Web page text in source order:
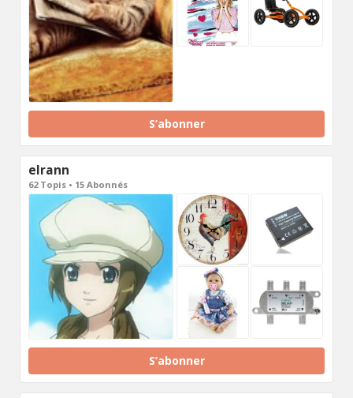
S’abonner
elrann
62 Topis • 15 Abonnés
S’abonner